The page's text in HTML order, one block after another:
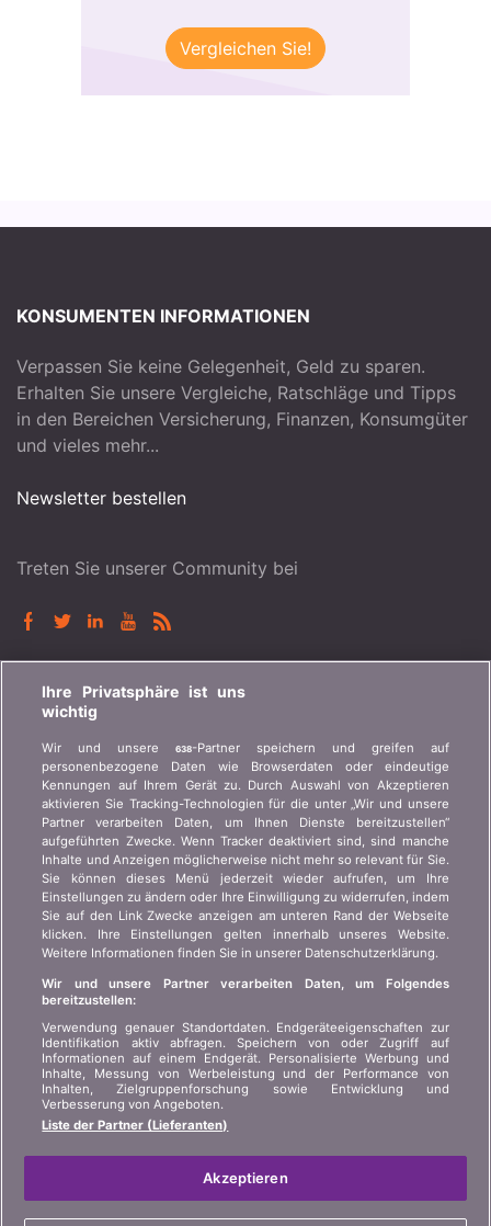
Vergleichen Sie!
KONSUMENTEN INFORMATIONEN
Verpassen Sie keine Gelegenheit, Geld zu sparen.
Erhalten Sie unsere Vergleiche, Ratschläge und Tipps
in den Bereichen Versicherung, Finanzen, Konsumgüter
und vieles mehr...
Newsletter bestellen
Treten Sie unserer Community bei
BONUS.CH
Wer ist bonus.ch? Wie funktionieren die Vergleiche?
Presseanfragen, Partnerschaften, Werbung...
Wer sind wir?
Kontakt
Werbung
Beitritt / Partnerschaft
Presse
Kundeninformation Art.
45 VAG
Datenschutz der
Privatsphäre
Rechtliche Informationen
SPRACHE
FR IT
Ihre Privatsphäre ist uns
wichtig
Wir und unsere638-Partner speichern und greifen auf
personenbezogene Daten wie Browserdaten oder eindeutige
Kennungen auf Ihrem Gerät zu. Durch Auswahl von Akzeptieren
aktivieren Sie Tracking-Technologien für die unter „Wir und unsere
Partner verarbeiten Daten, um Ihnen Dienste bereitzustellen“
aufgeführten Zwecke. Wenn Tracker deaktiviert sind, sind manche
Inhalte und Anzeigen möglicherweise nicht mehr so relevant für Sie.
Sie können dieses Menü jederzeit wieder aufrufen, um Ihre
Einstellungen zu ändern oder Ihre Einwilligung zu widerrufen, indem
Sie auf den Link Zwecke anzeigen am unteren Rand der Webseite
klicken. Ihre Einstellungen gelten innerhalb unseres Website.
Weitere Informationen finden Sie in unserer Datenschutzerklärung.
Wir und unsere Partner verarbeiten Daten, um Folgendes
bereitzustellen:
Verwendung genauer Standortdaten. Endgeräteeigenschaften zur
Identifikation aktiv abfragen. Speichern von oder Zugriff auf
Informationen auf einem Endgerät. Personalisierte Werbung und
Inhalte, Messung von Werbeleistung und der Performance von
Inhalten, Zielgruppenforschung sowie Entwicklung und
Verbesserung von Angeboten.
Liste der Partner (Lieferanten)
Akzeptieren